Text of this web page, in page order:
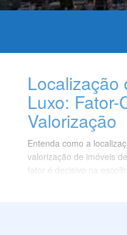
Localização
Luxo: Fator-
Valorização
Entenda como a
valorização de imóveis
fator é decisivo na